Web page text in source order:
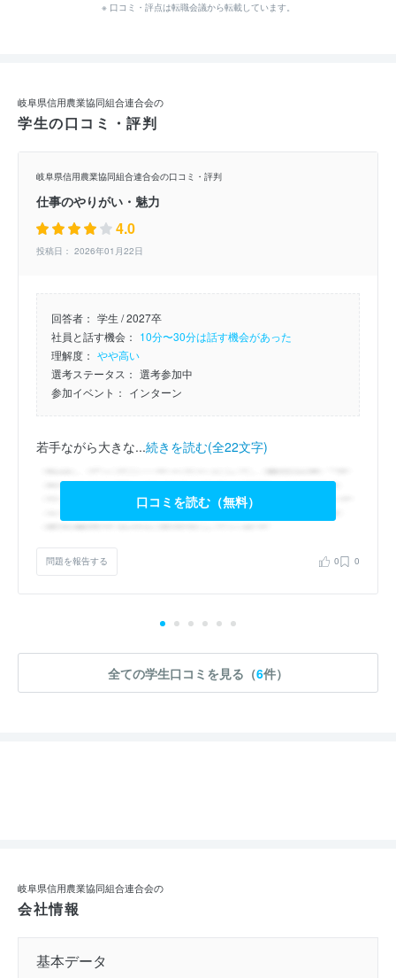
※ 口コミ・評点は転職会議から転載しています。
岐阜県信用農業協同組合連合会の
学生の口コミ・評判
岐阜県信用農業協同組合連合会の口コミ・評判
仕事のやりがい・魅力
4.0
投稿日： 2026年01月22日
回答者： 学生 / 2027卒
社員と話す機会： 10分〜30分は話す機会があった
理解度： やや高い
選考ステータス： 選考参加中
参加イベント： インターン
若手ながら大きな...続きを読む(全22文字)
口コミを読む（無料）
問題を報告する 0 0
全ての学生口コミを見る（6件）
岐阜県信用農業協同組合連合会の
会社情報
基本データ